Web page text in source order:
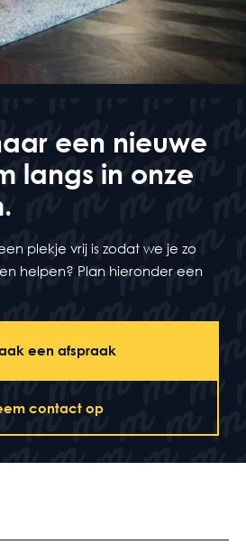
een nieuwe
langs in onze
plekje vrij is zodat we je zo
helpen? Plan hieronder een
een afspraak
contact op